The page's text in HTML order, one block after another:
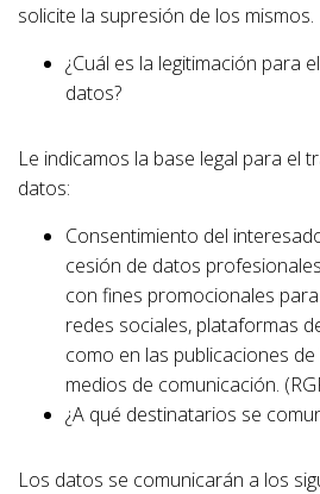
solicite la supresión de los mismos.
¿Cuál es la legitimación para
datos?
Le indicamos la base legal para el
datos:
Consentimiento del
cesión de datos
con fines promocionales
redes sociales, plataformas
como en las publicaciones
medios de comunicación.
¿A qué destinatarios se
Los datos se comunicarán a los